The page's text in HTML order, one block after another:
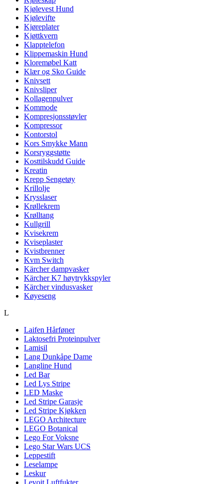
Kjølevest Hund
Kjølevifte
Kjøreplater
Kjøttkvern
Klapptelefon
Klippemaskin Hund
Kloremøbel Katt
Klær og Sko Guide
Knivsett
Knivsliper
Kollagenpulver
Kommode
Kompresjonsstøvler
Kompressor
Kontorstol
Kors Smykke Mann
Korsryggstøtte
Kosttilskudd Guide
Kreatin
Krepp Sengetøy
Krillolje
Krysslaser
Krøllekrem
Krølltang
Kullgrill
Kvisekrem
Kviseplaster
Kvistbrenner
Kvm Switch
Kärcher dampvasker
Kärcher K7 høytrykkspyler
Kärcher vindusvasker
Køyeseng
L
Laifen Hårføner
Laktosefri Proteinpulver
Lamisil
Lang Dunkåpe Dame
Langline Hund
Led Bar
Led Lys Stripe
LED Maske
Led Stripe Garasje
Led Stripe Kjøkken
LEGO Architecture
LEGO Botanical
Lego For Voksne
Lego Star Wars UCS
Leppestift
Leselampe
Leskur
Levoit Luftfukter